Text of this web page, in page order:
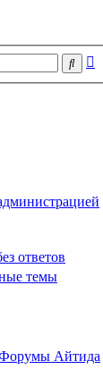
Поиск
ответов
темы
Айтида